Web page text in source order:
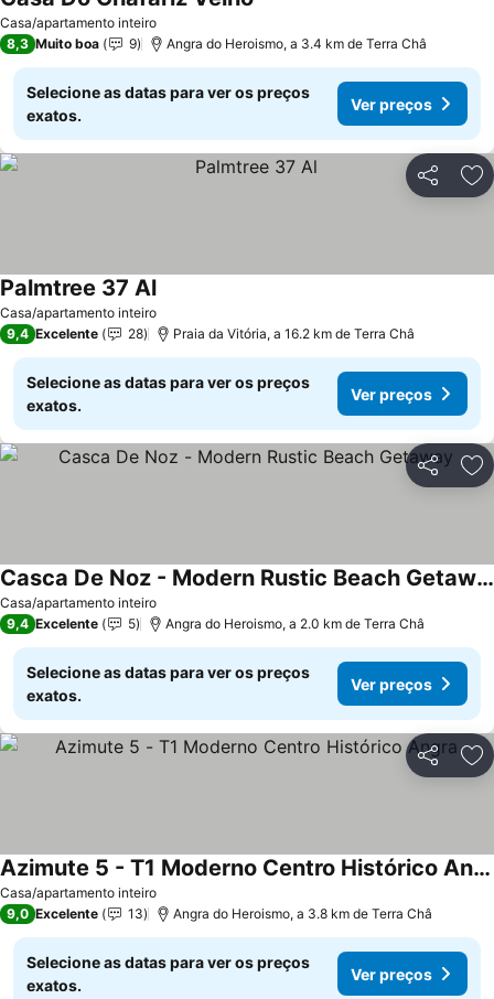
Casa/apartamento inteiro
8,3 Muito boa 9 Angra do Heroismo, a 3.4 km de Terra Châ
Selecione as datas para ver os preços
exatos.
Ver preços
Partilhar
Casa/apartamento inteiro
Palmtree 37 AlVer preços
9,4 Excelente 28 Praia da Vitória, a 16.2 km de Terra Châ
Selecione as datas para ver os preços
exatos.
Ver preços
Partilhar
Casa/apartamento inteiro
Casca De Noz - Modern Rustic Beach Getaway
Ver preços
9,4 Excelente 5 Angra do Heroismo, a 2.0 km de Terra Châ
Selecione as datas para ver os preços
exatos.
Ver preços
Partilhar
Casa/apartamento inteiro
Azimute 5 - T1 Moderno Centro Histórico Angra
Ver preços
9,0 Excelente 13 Angra do Heroismo, a 3.8 km de Terra Châ
Selecione as datas para ver os preços
exatos.
Ver preços